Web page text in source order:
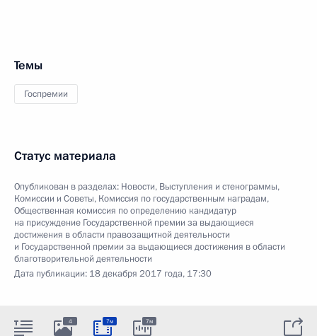
Темы
Госпремии
Статус материала
Опубликован в разделах: Новости, Выступления и стенограммы,
Комиссии и Советы, Комиссия по государственным наградам,
Общественная комиссия по определению кандидатур
на присуждение Государственной премии за выдающиеся
достижения в области правозащитной деятельности
и Государственной премии за выдающиеся достижения в области
благотворительной деятельности
Дата публикации: 18 декабря 2017 года, 17:30
4 7м 7м